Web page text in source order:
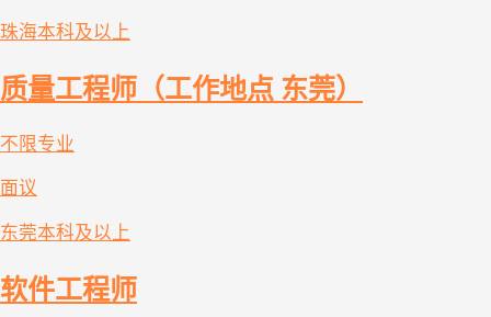
珠海本科及以上
质量工程师（工作地点 东莞）
不限专业
面议
东莞本科及以上
软件工程师